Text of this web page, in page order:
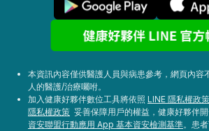
本資訊內容僅供醫護人員與病患參考，網頁內容
人的醫護/治療囑咐。
加入健康好夥伴數位工具將依照 LINE 隱私權政策
隱私權政策 妥善保障用戶的權益，健康好夥伴
資安聯盟行動應用 App 基本資安檢測基準。患